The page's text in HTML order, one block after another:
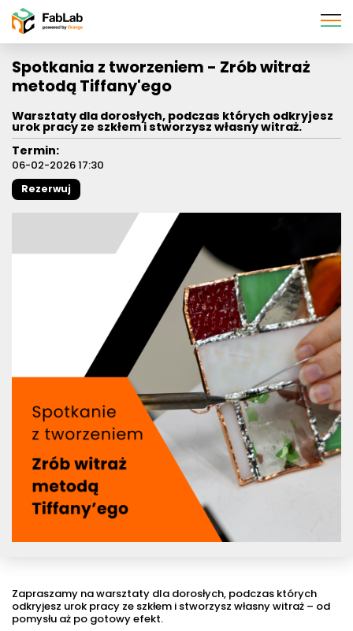
Pomiń
nawigację
Spotkania z tworzeniem - Zrób witraż
metodą Tiffany'ego
Warsztaty dla dorosłych, podczas których odkryjesz
urok pracy ze szkłem i stworzysz własny witraż.
Termin:
06-02-2026 17:30
Rezerwuj
Zapraszamy na warsztaty dla dorosłych, podczas których
odkryjesz urok pracy ze szkłem i stworzysz własny witraż – od
pomysłu aż po gotowy efekt.